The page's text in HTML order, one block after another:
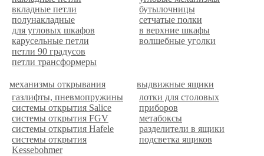
вкладные петли
полунакладные
для угловых шкафов
карусельные петли
петли 90 градусов
петли трансформеры
бутылочницы
сетчатые полки
в верхние шкафы
волшебные уголки
механизмы открывания
газлифты, пневмопружины
системы открытия Salice
системы открытия FGV
системы открытия Hafele
системы открытия
Kessebohmer
выдвижные ящики
лотки для столовых
приборов
метабоксы
разделители в ящики
подсветка ящиков